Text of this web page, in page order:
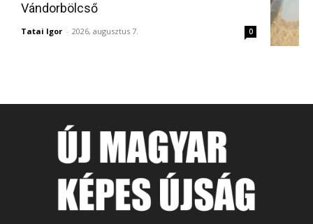
Vándorbölcső
Tatai Igor - 2026, augusztus 7. 0